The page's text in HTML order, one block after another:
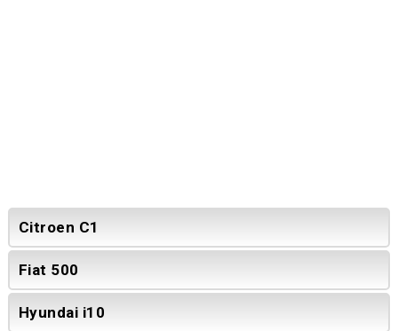
Citroen C1
Fiat 500
Hyundai i10